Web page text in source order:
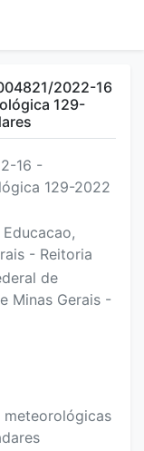
2022-16
129-
16 -
129-2022
- Reitoria
de
Minas Gerais -
meteorológicas